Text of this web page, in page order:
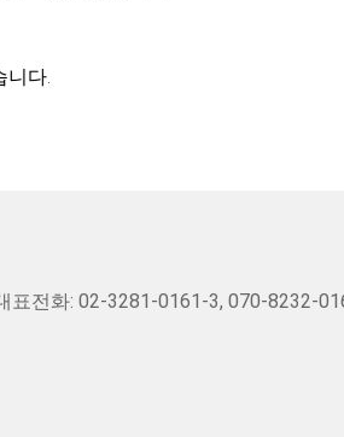
니다.
표전화: 02-3281-0161-3, 070-8232-